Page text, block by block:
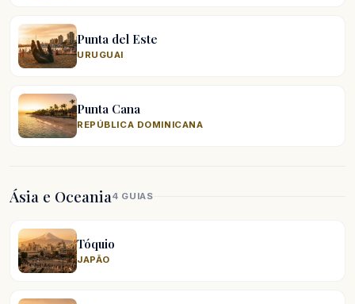
Punta del Este
URUGUAI
Punta Cana
REPÚBLICA DOMINICANA
Ásia e Oceania4 GUIAS
Tóquio
JAPÃO